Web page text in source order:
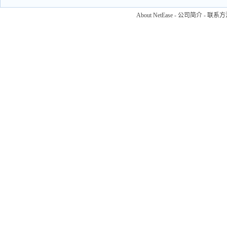
About NetEase - 公司简介 - 联系方